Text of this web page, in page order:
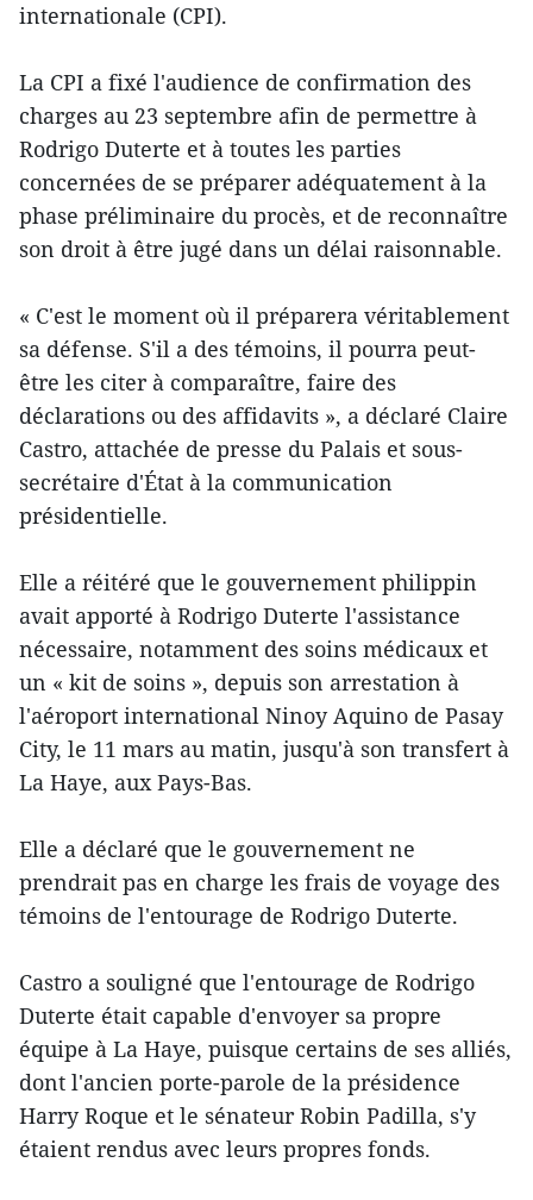
internationale (CPI).
La CPI a fixé l'audience de confirmation des
charges au 23 septembre afin de permettre à
Rodrigo Duterte et à toutes les parties
concernées de se préparer adéquatement à la
phase préliminaire du procès, et de reconnaître
son droit à être jugé dans un délai raisonnable.
« C'est le moment où il préparera véritablement
sa défense. S'il a des témoins, il pourra peut-
être les citer à comparaître, faire des
déclarations ou des affidavits », a déclaré Claire
Castro, attachée de presse du Palais et sous-
secrétaire d'État à la communication
présidentielle.
Elle a réitéré que le gouvernement philippin
avait apporté à Rodrigo Duterte l'assistance
nécessaire, notamment des soins médicaux et
un « kit de soins », depuis son arrestation à
l'aéroport international Ninoy Aquino de Pasay
City, le 11 mars au matin, jusqu'à son transfert à
La Haye, aux Pays-Bas.
Elle a déclaré que le gouvernement ne
prendrait pas en charge les frais de voyage des
témoins de l'entourage de Rodrigo Duterte.
Castro a souligné que l'entourage de Rodrigo
Duterte était capable d'envoyer sa propre
équipe à La Haye, puisque certains de ses alliés,
dont l'ancien porte-parole de la présidence
Harry Roque et le sénateur Robin Padilla, s'y
étaient rendus avec leurs propres fonds.